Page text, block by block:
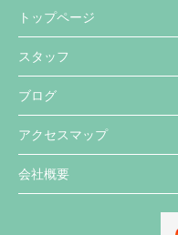
トップページ
スタッフ
ブログ
アクセスマップ
会社概要